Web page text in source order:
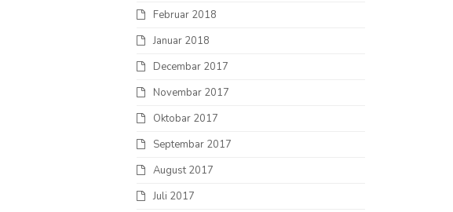
Februar 2018
Januar 2018
Decembar 2017
Novembar 2017
Oktobar 2017
Septembar 2017
August 2017
Juli 2017